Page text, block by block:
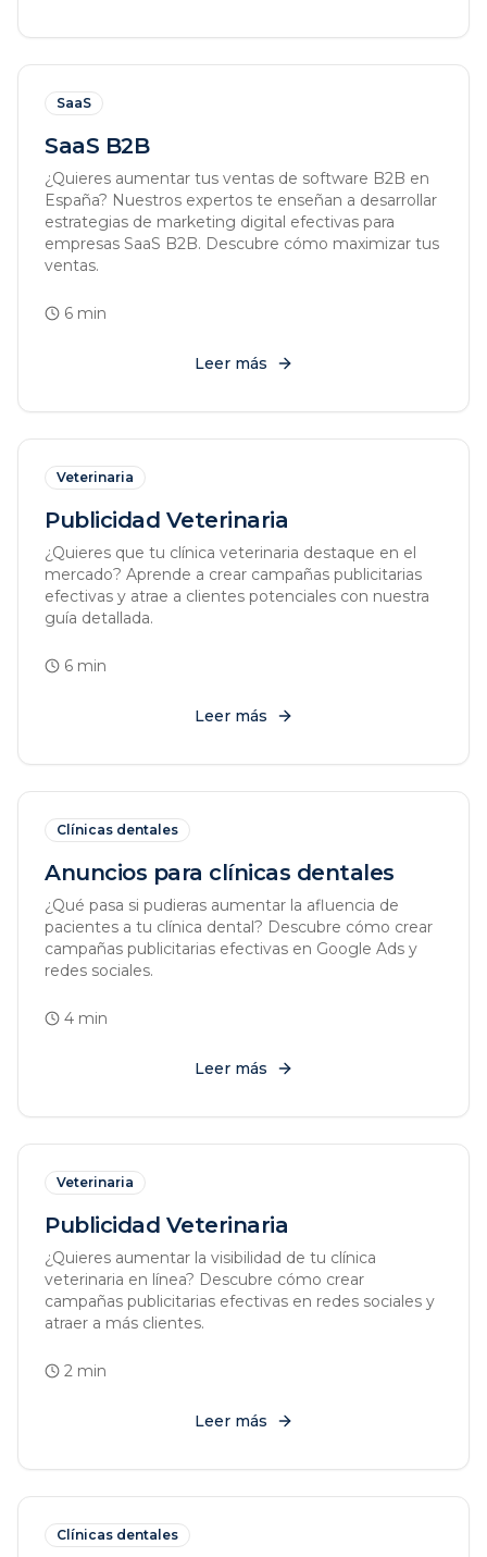
SaaS
SaaS B2B
¿Quieres aumentar tus ventas de software B2B en
España? Nuestros expertos te enseñan a desarrollar
estrategias de marketing digital efectivas para
empresas SaaS B2B. Descubre cómo maximizar tus
ventas.
6 min
Leer más
Veterinaria
Publicidad Veterinaria
¿Quieres que tu clínica veterinaria destaque en el
mercado? Aprende a crear campañas publicitarias
efectivas y atrae a clientes potenciales con nuestra
guía detallada.
6 min
Leer más
Clínicas dentales
Anuncios para clínicas dentales
¿Qué pasa si pudieras aumentar la afluencia de
pacientes a tu clínica dental? Descubre cómo crear
campañas publicitarias efectivas en Google Ads y
redes sociales.
4 min
Leer más
Veterinaria
Publicidad Veterinaria
¿Quieres aumentar la visibilidad de tu clínica
veterinaria en línea? Descubre cómo crear
campañas publicitarias efectivas en redes sociales y
atraer a más clientes.
2 min
Leer más
Clínicas dentales